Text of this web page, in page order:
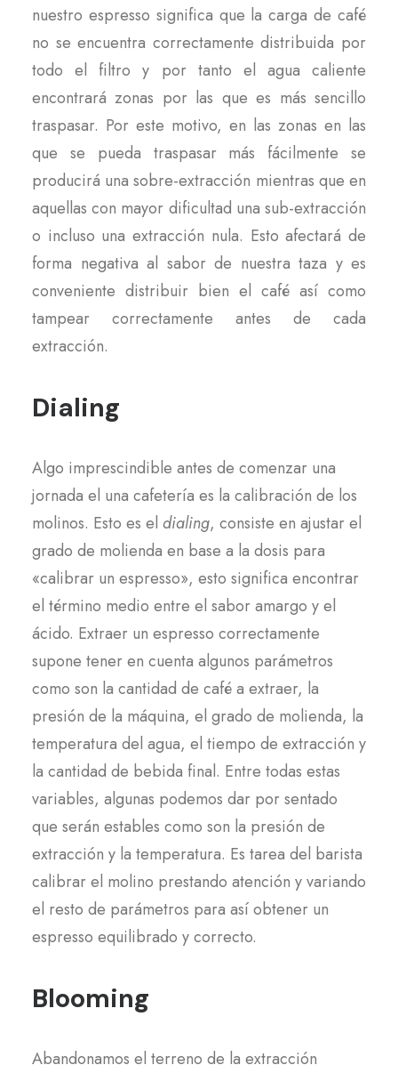
nuestro espresso significa que la carga de café
no se encuentra correctamente distribuida por
todo el filtro y por tanto el agua caliente
encontrará zonas por las que es más sencillo
traspasar. Por este motivo, en las zonas en las
que se pueda traspasar más fácilmente se
producirá una sobre-extracción mientras que en
aquellas con mayor dificultad una sub-extracción
o incluso una extracción nula. Esto afectará de
forma negativa al sabor de nuestra taza y es
conveniente distribuir bien el café así como
tampear correctamente antes de cada
extracción.
Dialing
Algo imprescindible antes de comenzar una
jornada el una cafetería es la calibración de los
molinos. Esto es el dialing, consiste en ajustar el
grado de molienda en base a la dosis para
«calibrar un espresso», esto significa encontrar
el término medio entre el sabor amargo y el
ácido. Extraer un espresso correctamente
supone tener en cuenta algunos parámetros
como son la cantidad de café a extraer, la
presión de la máquina, el grado de molienda, la
temperatura del agua, el tiempo de extracción y
la cantidad de bebida final. Entre todas estas
variables, algunas podemos dar por sentado
que serán estables como son la presión de
extracción y la temperatura. Es tarea del barista
calibrar el molino prestando atención y variando
el resto de parámetros para así obtener un
espresso equilibrado y correcto.
Blooming
Abandonamos el terreno de la extracción